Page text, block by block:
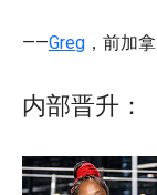
——Greg ，前加
内部晋升：